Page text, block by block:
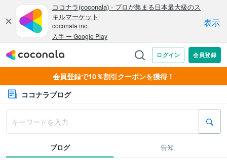
会員登録で10％割引クーポンを獲得！
ココナラブログ
ブログ 告知